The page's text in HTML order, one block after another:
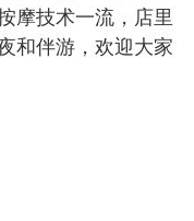
摩技术一流，店里
和伴游，欢迎大家